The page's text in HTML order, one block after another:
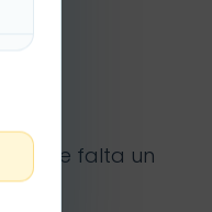
hace falta un